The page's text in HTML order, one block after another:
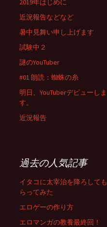
2019年はじめに
近況報告などなど
暑中見舞い申し上げます
試験中２
謎のYouTuber
#01 朗読：蜘蛛の糸
明日、YouTuberデビューしま
す。
近況報告
過去の人気記事
イタコに太宰治を降ろしても
らってみた
エロゲーの作り方
エロマンガの教養最終回！